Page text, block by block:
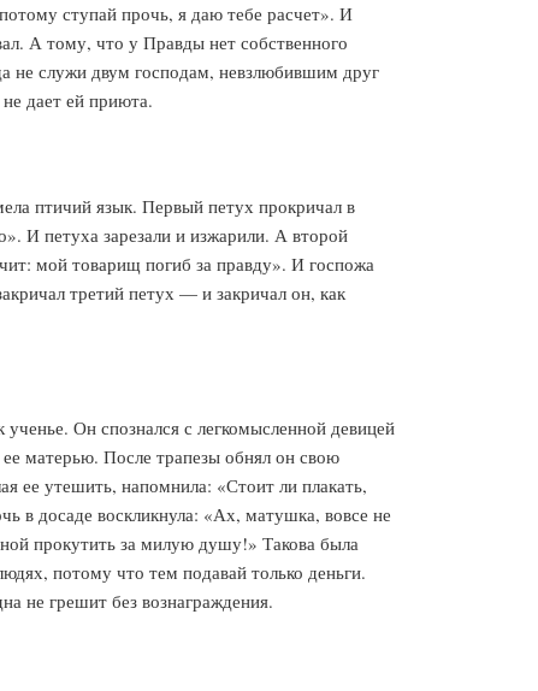
ступай прочь, я даю тебе расчет». И
А тому, что у Правды нет собственного
не служи двум господам, невзлюбившим друг
дает ей приюта.
птичий язык. Первый петух прокричал в
И петуха зарезали и изжарили. А второй
мой товарищ погиб за правду». И госпожа
третий петух — и закричал он, как
Он спознался с легкомысленной девицей
матерью. После трапезы обнял он свою
ее утешить, напомнила: «Стоит ли плакать,
в досаде воскликнула: «Ах, матушка, вовсе не
прокутить за милую душу!» Такова была
потому что тем подавай только деньги.
не грешит без вознаграждения.